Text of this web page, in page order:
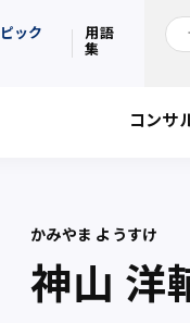
ック 用語
集
コンサ
神山 洋
かみやま ようすけ